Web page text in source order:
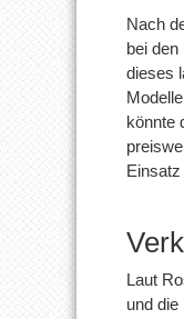
Nach
bei den
dieses
könnte
Laut
und